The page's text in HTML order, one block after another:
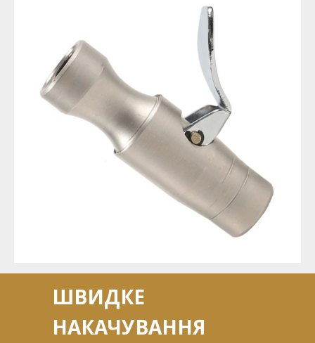
ШВИДКЕ
НАКАЧУВАННЯ